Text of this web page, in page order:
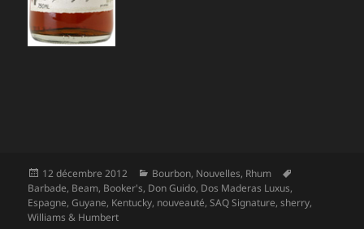
Publié
le
12 décembre 2012 Catégories
Bourbon, Nouvelles, Rhum
Barbade, Beam, Booker's, Don Guido, Dos Maderas Luxus,
Espagne,Guyane, Kentucky, nouveauté,SAQ Signature,sherry,
Williams & Humbert